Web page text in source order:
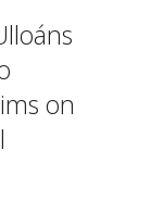
on